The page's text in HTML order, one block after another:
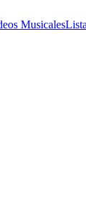
Musicales